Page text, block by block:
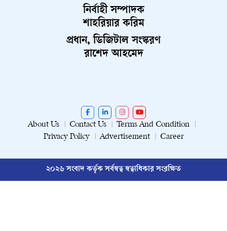
নির্বাহী সম্পাদক
শাহরিয়ার করিম
প্রধান, ডিজিটাল সংস্করণ
রাশেদ আহমেদ
About Us Contact Us
Terms And Condition
Privacy Policy
Advertisement Career
২০২৬ সংবাদ কর্তৃক সর্বস্বত্ব স্বত্বাধিকার সংরক্ষিত